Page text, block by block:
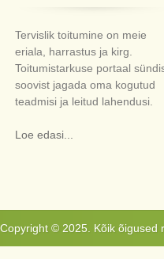
Tervislik toitumine on meie
eriala, harrastus ja kirg.
Toitumistarkuse portaal
soovist jagada oma kogutud
teadmisi ja leitud lahendusi.
Loe edasi...
Copyright © 2025. Kõik õigused